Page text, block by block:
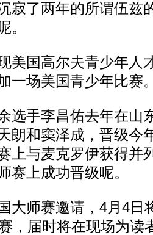
了两年的所谓伍兹的
。
国高尔夫青少年人
一场美国青少年比赛
选手李昌佑去年在山
朗和窦泽成，晋级今
上与麦克罗伊获得并
赛上成功晋级呢。
师赛邀请，4月4日
，届时将在现场为读